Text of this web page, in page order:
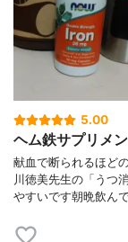
5.00
ヘム鉄サプリメ
献血で断られるほど
川徳美先生の「うつ
やすいです朝晩飲ん